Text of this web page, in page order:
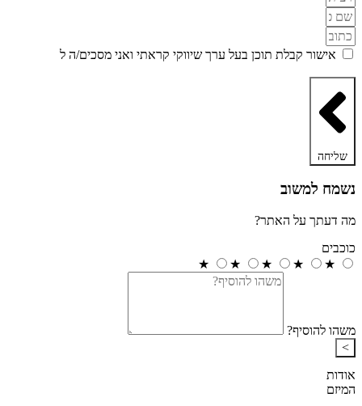
אישור קבלת תוכן בעל ערך שיווקי קראתי ואני מסכים/ה ל
שליחה
נשמח למשוב
מה דעתך על האתר?
כוכבים
★
★
★
★
★
משהו להוסיף?
>
אודות
המיזם